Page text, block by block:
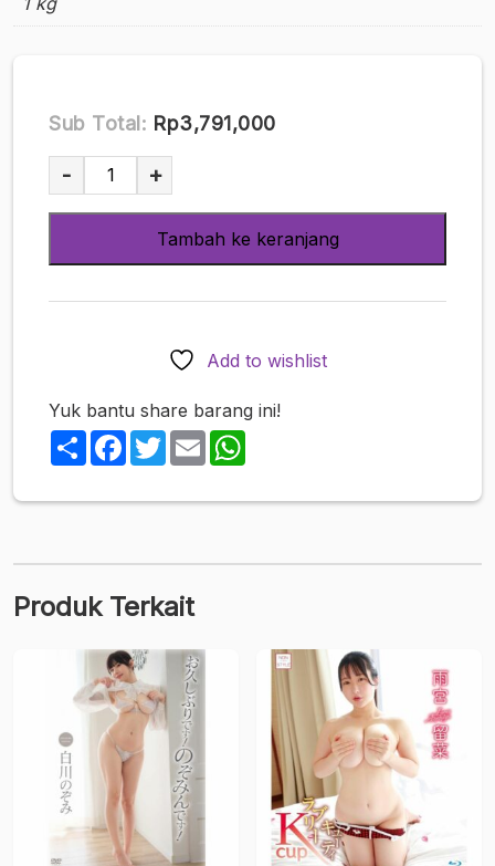
Sub Total: Rp3,791,000
Kuantitas
Juicy
Honey
PLUS
Box
Resmi
- +
Tambah ke keranjang
Add to wishlist
Yuk bantu share barang ini!
ShareFacebook
TwitterEmail
Produk Terkait